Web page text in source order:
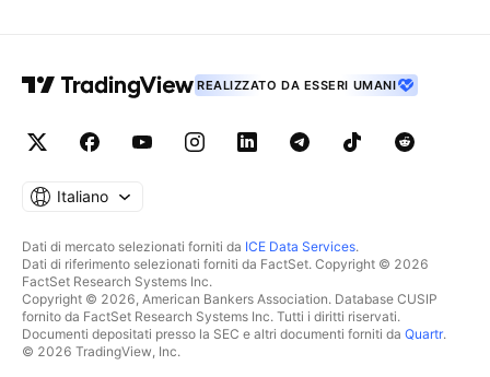
REALIZZATO DA ESSERI UMANI
Italiano
Dati di mercato selezionati forniti da ICE Data Services.
Dati di riferimento selezionati forniti da FactSet. Copyright © 2026
FactSet Research Systems Inc.
Copyright © 2026, American Bankers Association. Database CUSIP
fornito da FactSet Research Systems Inc. Tutti i diritti riservati.
Documenti depositati presso la SEC e altri documenti forniti da Quartr.
© 2026 TradingView, Inc.